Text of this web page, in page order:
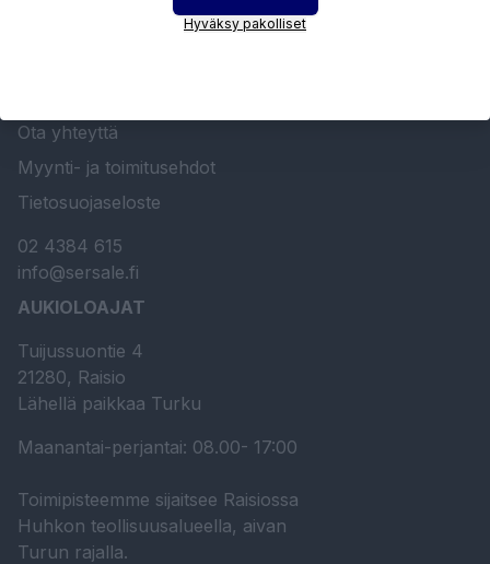
Ota yhteyttä
Myynti- ja toimitusehdot
Tietosuojaseloste
02 4384 615
info@sersale.fi
AUKIOLOAJAT
Tuijussuontie 4
21280, Raisio
Lähellä paikkaa Turku
Maanantai-perjantai: 08.00- 17:00
Toimipisteemme sijaitsee Raisiossa
Huhkon teollisuusalueella, aivan
Turun rajalla.
Hyväksy pakolliset